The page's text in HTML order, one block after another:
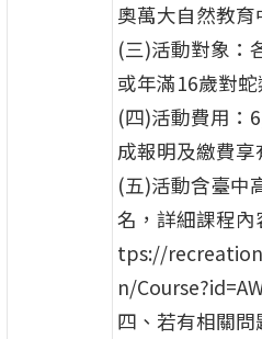
奧萬大自然教育
(三)活動對象：
或年滿16歲對
(四)活動費用：
成報明及繳費
(五)活動含臺中
名，詳細課程
tps://
n/
四、若有相關